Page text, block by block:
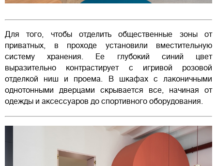
Для того, чтобы отделить общественные зоны от
приватных, в проходе установили вместительную
систему хранения. Ее глубокий синий цвет
выразительно контрастирует с игривой розовой
отделкой ниш и проема. В шкафах с лаконичными
однотонными дверцами скрывается все, начиная от
одежды и аксессуаров до спортивного оборудования.